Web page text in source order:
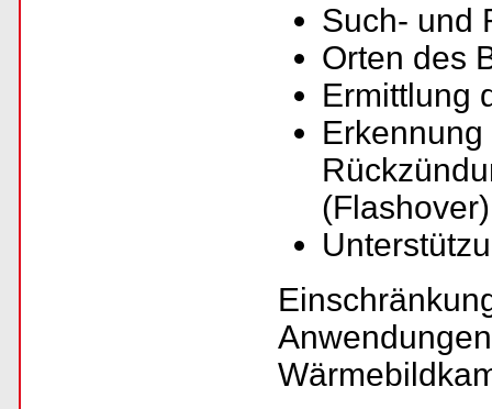
Such- und
Orten des
Ermittlung
Erkennung
(Flashover)